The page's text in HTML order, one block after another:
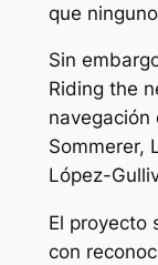
que
Sin
Riding the
navegación
Sommerer,
López-
El proyecto
con